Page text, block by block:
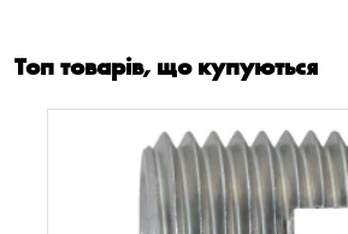
Топ товарів, що купуються